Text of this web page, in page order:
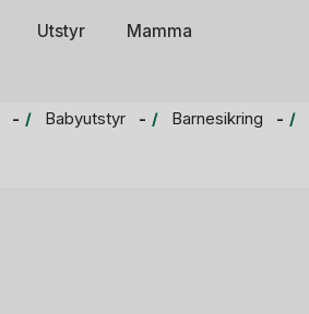
Utstyr Mamma
Babyutstyr Barnesikring